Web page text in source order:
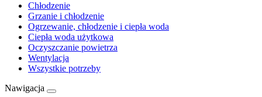
Chłodzenie
Grzanie i chłodzenie
Ogrzewanie, chłodzenie i ciepła woda
Ciepła woda użytkowa
Oczyszczanie powietrza
Wentylacja
Wszystkie potrzeby
Nawigacja